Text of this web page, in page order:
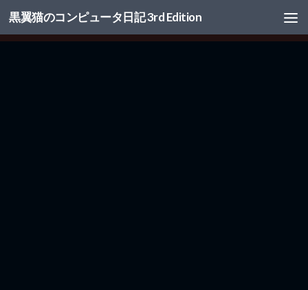
コンテンツへスキップ
黒翼猫のコンピュータ日記 3rd Edition